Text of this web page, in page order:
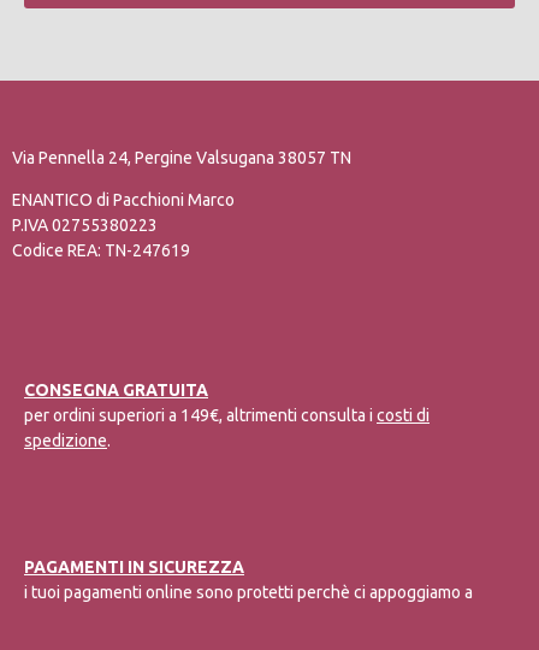
Via Pennella 24, Pergine Valsugana 38057 TN
ENANTICO di Pacchioni Marco
P.IVA 02755380223
Codice REA: TN-247619
CONSEGNA GRATUITA
per ordini superiori a 149€, altrimenti consulta i costi di
spedizione.
PAGAMENTI IN SICUREZZA
i tuoi pagamenti online sono protetti perchè ci appoggiamo a